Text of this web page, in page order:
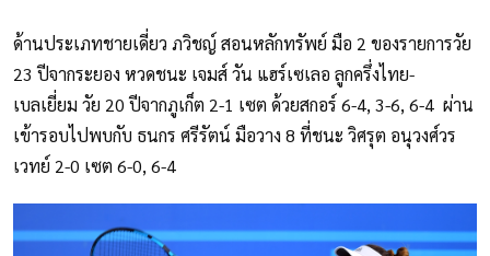
ด้านประเภทชายเดี่ยว ภวิชญ์ สอนหลักทรัพย์ มือ 2 ของรายการวัย
23 ปีจากระยอง หวดชนะ เจมส์ วัน แฮร์เซเลอ ลูกครึ่งไทย-
เบลเยี่ยม วัย 20 ปีจากภูเก็ต 2-1 เซต ด้วยสกอร์ 6-4, 3-6, 6-4 ผ่าน
เข้ารอบไปพบกับ ธนกร ศรีรัตน์ มือวาง 8 ที่ชนะ วิศรุต อนุวงศ์วร
เวทย์ 2-0 เซต 6-0, 6-4